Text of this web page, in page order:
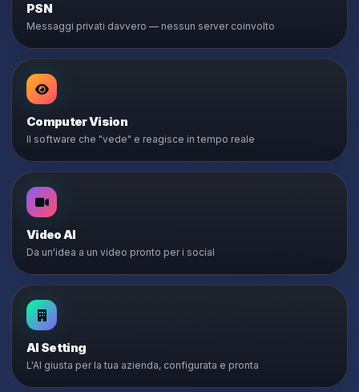
PSN
Messaggi privati davvero — nessun server coinvolto
Computer Vision
Il software che "vede" e reagisce in tempo reale
Video AI
Da un'idea a un video pronto per i social
AI Setting
L'AI giusta per la tua azienda, configurata e pronta